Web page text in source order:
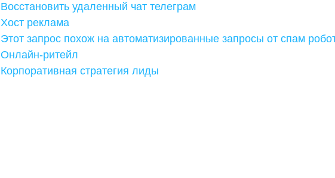
Восстановить удаленный чат телеграм
Хост реклама
Этот запрос похож на автоматизированные запросы от спам
Онлайн-ритейл
Корпоративная стратегия лиды